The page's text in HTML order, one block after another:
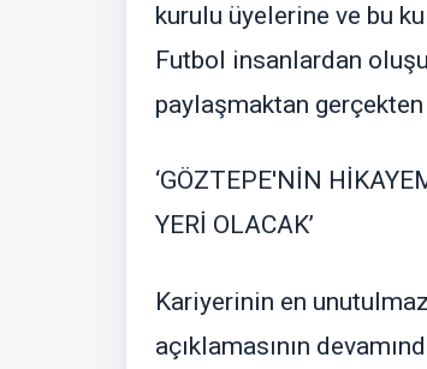
kurulu üyelerine ve bu
Futbol insanlardan
paylaşmaktan
‘GÖZTEPE'NİN
YERİ OLACAK’
Kariyerinin en
açıklamasının